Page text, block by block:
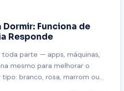
Dormir: Funciona de
Responde
parte — apps, máquinas,
mesmo para melhorar o
branco, rosa, marrom ou